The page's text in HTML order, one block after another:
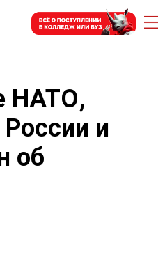
НАТО,
и
об